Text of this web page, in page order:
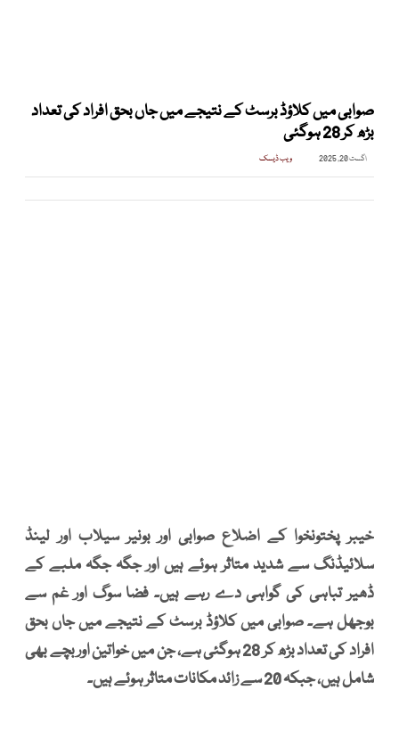
صوابی میں کلاؤڈ برسٹ کے نتیجے میں جاں بحق افراد کی تعداد
بڑھ کر 28 ہوگئی
اگست 20, 2025 ویب ڈیسک
خیبر پختونخوا کے اضلاع صوابی اور بونیر سیلاب اور لینڈ
سلائیڈنگ سے شدید متاثر ہوئے ہیں اور جگہ جگہ ملبے کے
ڈھیر تباہی کی گواہی دے رہے ہیں۔ فضا سوگ اور غم سے
بوجھل ہے۔ صوابی میں کلاؤڈ برسٹ کے نتیجے میں جاں بحق
افراد کی تعداد بڑھ کر 28 ہوگئی ہے، جن میں خواتین اور بچے بھی
شامل ہیں، جبکہ 20 سے زائد مکانات متاثر ہوئے ہیں۔